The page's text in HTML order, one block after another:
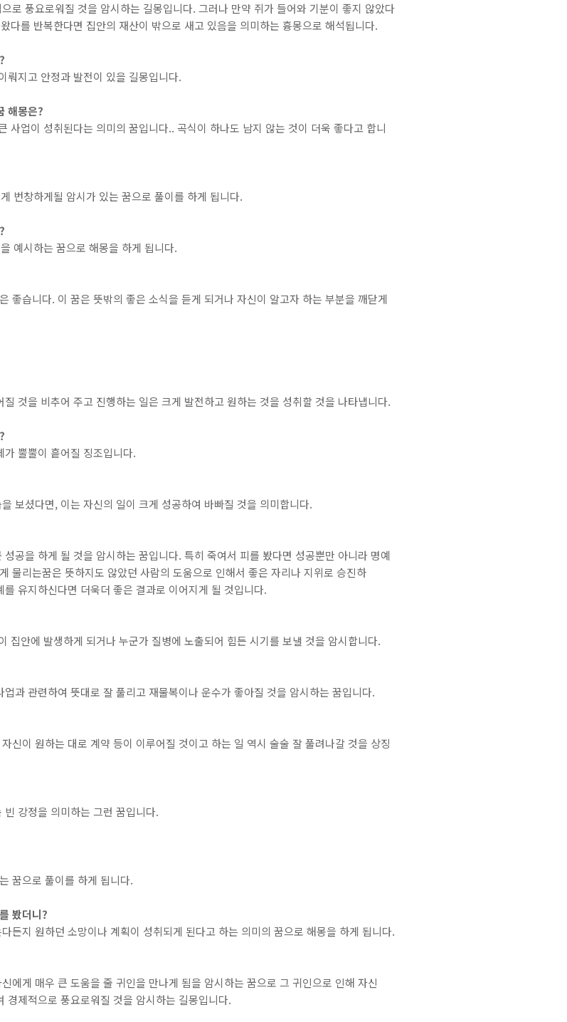
로 풍요로워질 것을 암시하는 길몽입니다. 그러나 만약 쥐가 들어와 기분이 좋지 않았다
다를 반복한다면 집안의 재산이 밖으로 새고 있음을 의미하는 흉몽으로 해석됩니다.
뤄지고 안정과 발전이 있을 길몽입니다.
해몽은?
사업이 성취된다는 의미의 꿈입니다.. 곡식이 하나도 남지 않는 것이 더욱 좋다고 합니
번창하게될 암시가 있는 꿈으로 풀이를 하게 됩니다.
예시하는 꿈으로 해몽을 하게 됩니다.
좋습니다. 이 꿈은 뜻밖의 좋은 소식을 듣게 되거나 자신이 알고자 하는 부분을 깨닫게
것을 비추어 주고 진행하는 일은 크게 발전하고 원하는 것을 성취할 것을 나타냅니다.
뿔뿔이 흩어질 징조입니다.
보셨다면, 이는 자신의 일이 크게 성공하여 바빠질 것을 의미합니다.
공을 하게 될 것을 암시하는 꿈입니다. 특히 죽여서 피를 봤다면 성공뿐만 아니라 명예
물리는꿈은 뜻하지도 않았던 사람의 도움으로 인해서 좋은 자리나 지위로 승진하
유지하신다면 더욱더 좋은 결과로 이어지게 될 것입니다.
집안에 발생하게 되거나 누군가 질병에 노출되어 힘든 시기를 보낼 것을 암시합니다.
과 관련하여 뜻대로 잘 풀리고 재물복이나 운수가 좋아질 것을 암시하는 꿈입니다.
신이 원하는 대로 계약 등이 이루어질 것이고 하는 일 역시 술술 잘 풀려나갈 것을 상징
강정을 의미하는 그런 꿈입니다.
꿈으로 풀이를 하게 됩니다.
봤더니?
든지 원하던 소망이나 계획이 성취되게 된다고 하는 의미의 꿈으로 해몽을 하게 됩니다.
에게 매우 큰 도움을 줄 귀인을 만나게 됨을 암시하는 꿈으로 그 귀인으로 인해 자신
제적으로 풍요로워질 것을 암시하는 길몽입니다.